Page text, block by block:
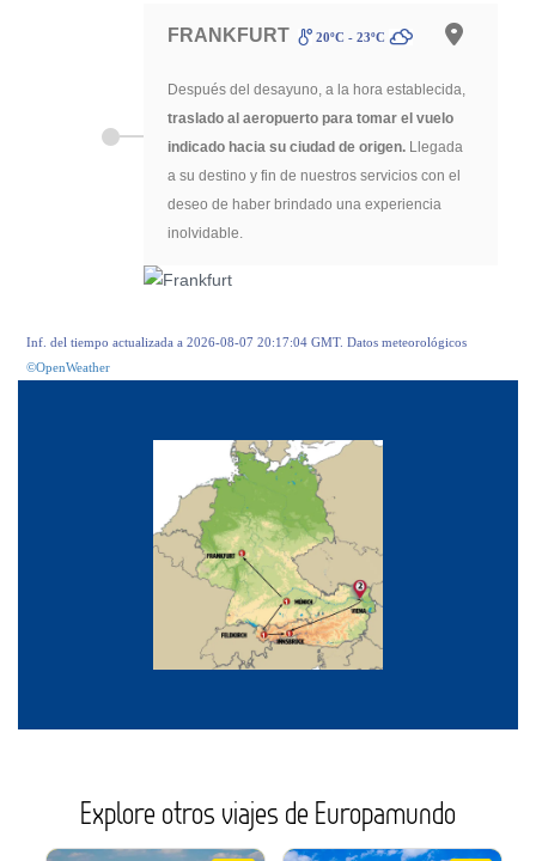
FRANKFURT 20ºC - 23ºC
Después del desayuno, a la hora establecida,
traslado al aeropuerto para tomar el vuelo
indicado hacia su ciudad de origen. Llegada
a su destino y fin de nuestros servicios con el
deseo de haber brindado una experiencia
inolvidable.
Inf. del tiempo actualizada a 2026-08-07 20:17:04 GMT. Datos meteorológicos
©OpenWeather
Explore otros viajes de Europamundo